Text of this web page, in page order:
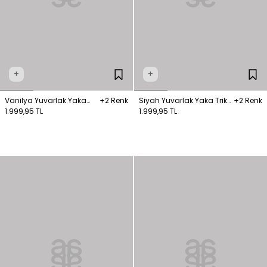
+
Vanilya Yuvarlak Yaka
Triko Hırka
+2 Renk
1.999,95 TL
+
Siyah Yuvarlak Yaka Triko
Hırka
+2 Renk
1.999,95 TL